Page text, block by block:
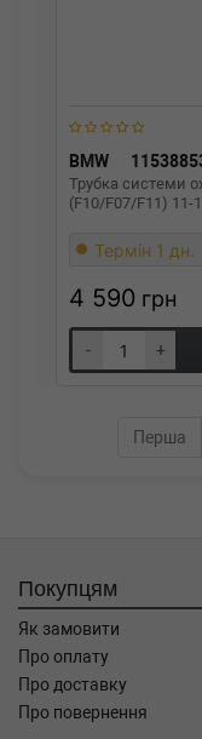
BMW
Трубка системи
(F10/F07/F11) 11-
Термін 1 дн.
4 590 грн
- +
Перша
Покупцям
Як замовити
Про оплату
Про доставку
Про повернення